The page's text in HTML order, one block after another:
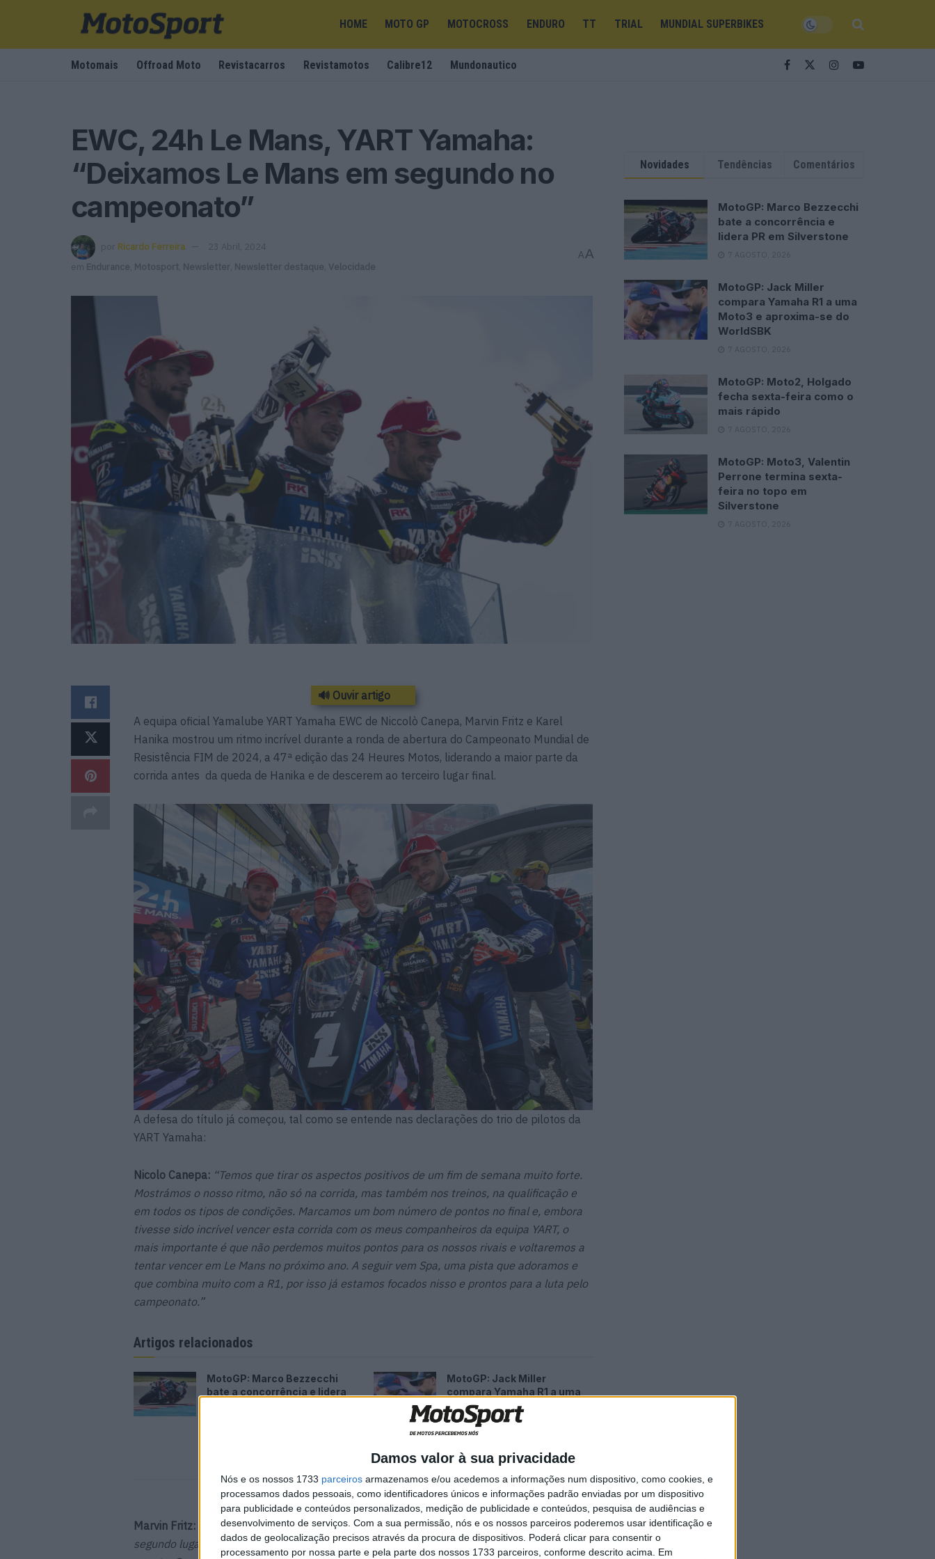
Damos valor à sua privacidade
Nós e os nossos 1733 parceiros armazenamos e/ou acedemos a informações num dispositivo, como cookies, e
processamos dados pessoais, como identificadores únicos e informações padrão enviadas por um dispositivo
para publicidade e conteúdos personalizados, medição de publicidade e conteúdos, pesquisa de audiências e
desenvolvimento de serviços. Com a sua permissão, nós e os nossos parceiros poderemos usar identificação e
dados de geolocalização precisos através da procura de dispositivos. Poderá clicar para consentir o
processamento por nossa parte e pela parte dos nossos 1733 parceiros, conforme descrito acima. Em
HOME MOTO GP MOTOCROSS ENDURO TT TRIAL MUNDIAL SUPERBIKES
Motomais Offroad Moto Revistacarros Revistamotos Calibre12 Mundonautico
EWC, 24h Le Mans, YART Yamaha:
“Deixamos Le Mans em segundo no
campeonato”
por Ricardo Ferreira
23 Abril, 2024
em
Endurance Motosport Newsletter Newsletter destaque Velocidade
AA
🔊 Ouvir artigo
A equipa oficial Yamalube YART Yamaha EWC de Niccolò Canepa, Marvin Fritz e Karel
Hanika mostrou um ritmo incrível durante a ronda de abertura do Campeonato Mundial de
Resistência FIM de 2024, a 47ª edição das 24 Heures Motos, liderando a maior parte da
corrida antes da queda de Hanika e de descerem ao terceiro lugar final.
A defesa do título já começou, tal como se entende nas declarações do trio de pilotos da
YART Yamaha:
Nicolo Canepa: “Temos que tirar os aspectos positivos de um fim de semana muito forte.
Mostrámos o nosso ritmo, não só na corrida, mas também nos treinos, na qualificação e
em todos os tipos de condições. Marcamos um bom número de pontos no final e, embora
tivesse sido incrível vencer esta corrida com os meus companheiros da equipa YART, o
mais importante é que não perdemos muitos pontos para os nossos rivais e voltaremos a
tentar vencer em Le Mans no próximo ano. A seguir vem Spa, uma pista que adoramos e
que combina muito com a R1, por isso já estamos focados nisso e prontos para a luta pelo
campeonato.”
Artigos relacionados
MotoGP: Marco Bezzecchi
bate a concorrência e lidera
MotoGP: Jack Miller
compara Yamaha R1 a uma
Moto3 e aproxima-se do
WorldSBK
7 AGOSTO, 2026
Marvin Fritz:
“Se nos tivessem dito de antemão que iríamos subir ao pódio e ficar em
segundo lugar no campeonato, a apenas nove pontos dos líderes, teríamos aceitado a
Novidades Tendências Comentários
MotoGP: Marco Bezzecchi
bate a concorrência e
lidera PR em Silverstone
7 AGOSTO, 2026
MotoGP: Jack Miller
compara Yamaha R1 a uma
Moto3 e aproxima-se do
WorldSBK
7 AGOSTO, 2026
MotoGP: Moto2, Holgado
fecha sexta-feira como o
mais rápido
7 AGOSTO, 2026
MotoGP: Moto3, Valentin
Perrone termina sexta-
feira no topo em
Silverstone
7 AGOSTO, 2026